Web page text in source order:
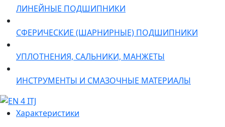
ЛИНЕЙНЫЕ ПОДШИПНИКИ
СФЕРИЧЕСКИЕ (ШАРНИРНЫЕ) ПОДШИПНИКИ
УПЛОТНЕНИЯ, САЛЬНИКИ, МАНЖЕТЫ
ИНСТРУМЕНТЫ И СМАЗОЧНЫЕ МАТЕРИАЛЫ
Характеристики